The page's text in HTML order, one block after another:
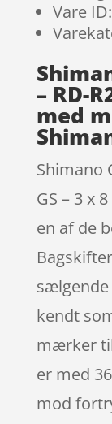
Vare
– RD-
med
Shimano
GS – 3 x
en af de
kendt
mærker
er med
mod